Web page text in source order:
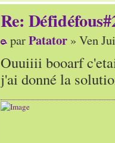
Re:
parPatator » Ven
Ouuiiii booarf
j'ai donné la